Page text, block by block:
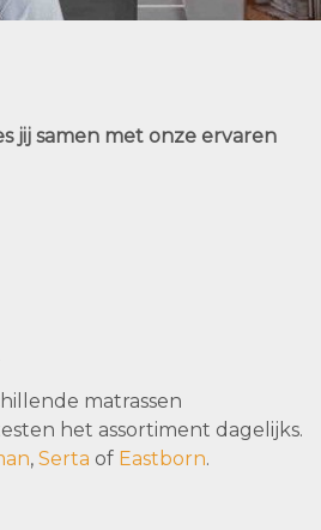
jij samen met onze ervaren
matrassen
het assortiment dagelijks.
, Serta of Eastborn.